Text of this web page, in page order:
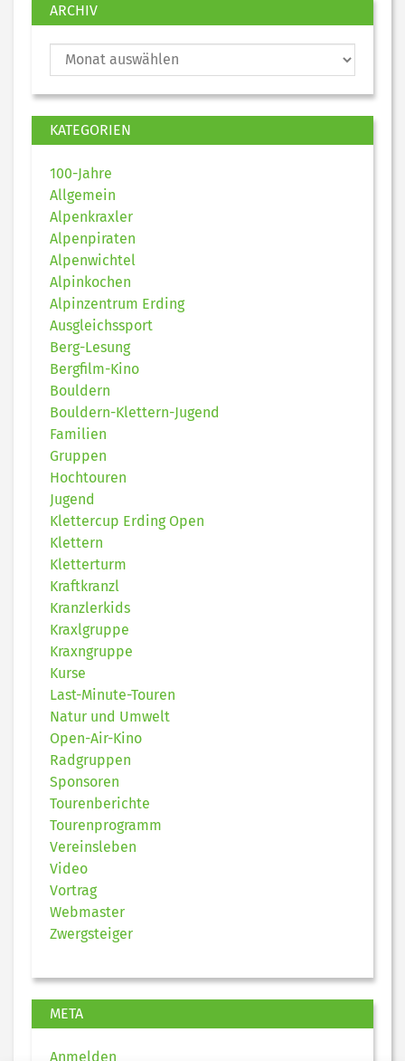
ARCHIV
KATEGORIEN
100-Jahre
Allgemein
Alpenkraxler
Alpenpiraten
Alpenwichtel
Alpinkochen
Alpinzentrum Erding
Ausgleichssport
Berg-Lesung
Bergfilm-Kino
Bouldern
Bouldern-Klettern-Jugend
Familien
Gruppen
Hochtouren
Jugend
Klettercup Erding Open
Klettern
Kletterturm
Kraftkranzl
Kranzlerkids
Kraxlgruppe
Kraxngruppe
Kurse
Last-Minute-Touren
Natur und Umwelt
Open-Air-Kino
Radgruppen
Sponsoren
Tourenberichte
Tourenprogramm
Vereinsleben
Video
Vortrag
Webmaster
Zwergsteiger
META
Anmelden